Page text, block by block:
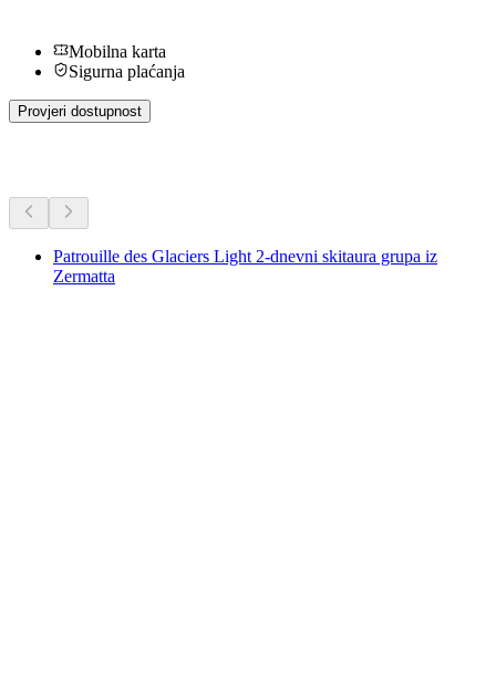
Mobilna karta
Sigurna plaćanja
Provjeri dostupnost
Patrouille des Glaciers Light 2-dnevni skitaura grupa iz
Zermatta